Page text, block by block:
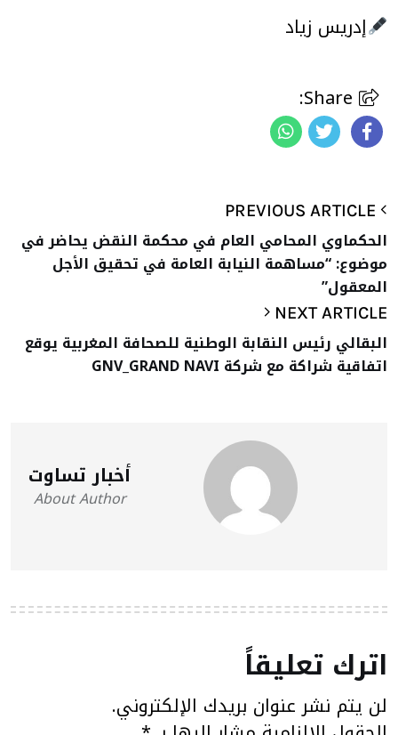
إدريس زياد
الحكماوي المحامي العام في محكمة النقض يحاضر في
موضوع: “مساهمة النيابة العامة في تحقيق الأجل
المعقول”
NEXT ARTICLE
البقالي رئيس النقابة الوطنية للصحافة المغربية يوقع
اتفاقية شراكة مع شركة GNV_GRAND NAVI
أخبار تساوت
About Author
اترك تعليقاً
لن يتم نشر عنوان بريدك الإلكتروني.